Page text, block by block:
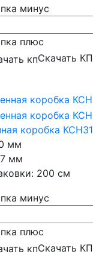
Скачать КП
коробка КСН31
мм
мм
200 см
Скачать КП